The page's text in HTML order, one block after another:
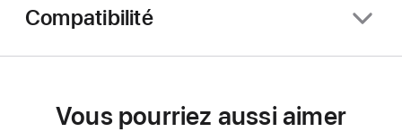
Compatibilité
Vous pourriez aussi aimer